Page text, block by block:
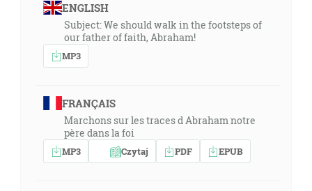
ENGLISH
Subject: We should walk in the footsteps of
our father of faith, Abraham!
MP3
FRANÇAIS
Marchons sur les traces d Abraham notre
père dans la foi
MP3 Czytaj PDF EPUB